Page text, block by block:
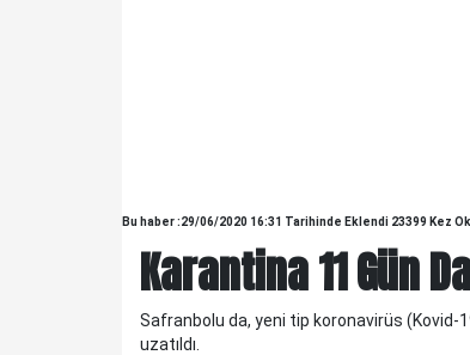
Bu haber :29/06/2020 16:31 Tarihinde Eklendi 23399 Kez
Karantina 11 Gün
Safranbolu da, yeni tip koronavirüs (Kovid-
uzatıldı.KELTEPE...